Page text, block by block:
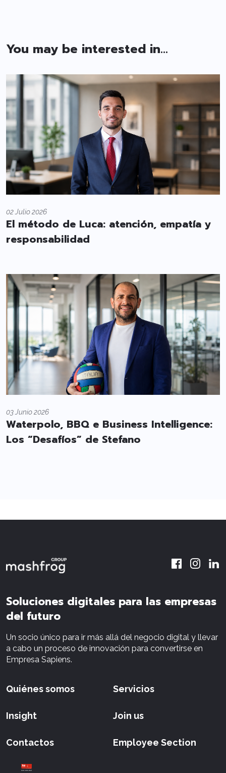
You may be interested in...
02 Julio 2026
El método de Luca: atención, empatía y
responsabilidad
03 Junio 2026
Waterpolo, BBQ e Business Intelligence:
Los “Desafíos” de Stefano
Soluciones digitales para las empresas
del futuro
Un socio único para ir más allá del negocio digital y llevar
a cabo un proceso de innovación para convertirse en
Empresa Sapiens.
Quiénes somos Servicios
Insight Join us
Contactos Employee Section